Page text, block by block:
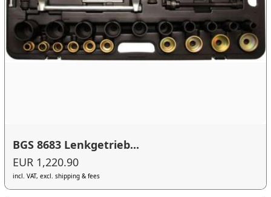
BGS 8683 Lenkgetrieb...
EUR 1,220.90
incl. VAT, excl. shipping & fees